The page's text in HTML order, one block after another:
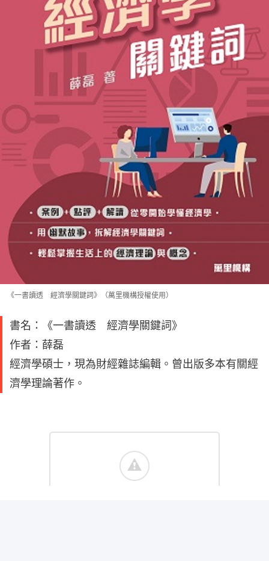
《一書讀透 經濟學關鍵詞》（萬里機構授權使用）
書名：《一書讀透 經濟學關鍵詞》
作者：薛磊
經濟學碩士，現為財經雜誌編輯。曾出版多本有關經
濟學理論著作。